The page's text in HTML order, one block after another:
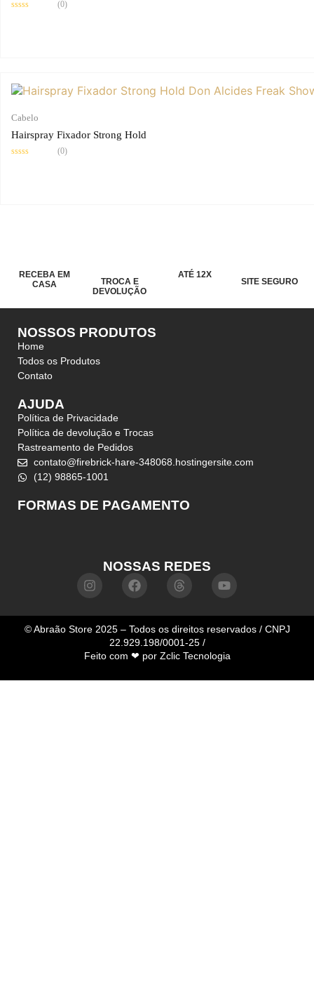
(0)
Cabelo
Hairspray Fixador Strong Hold
(0)
RECEBA EM
CASA
TROCA E
DEVOLUÇÃO
ATÉ 12X
SITE SEGURO
NOSSOS PRODUTOS
Home
Todos os Produtos
Contato
AJUDA
Política de Privacidade
Política de devolução e Trocas
Rastreamento de Pedidos
contato@firebrick-hare-348068.hostingersite.com
(12) 98865-1001
FORMAS DE PAGAMENTO
NOSSAS REDES
© Abraão Store 2025 – Todos os direitos reservados / CNPJ
22.929.198/0001-25 /
Feito com ❤ por Zclic Tecnologia